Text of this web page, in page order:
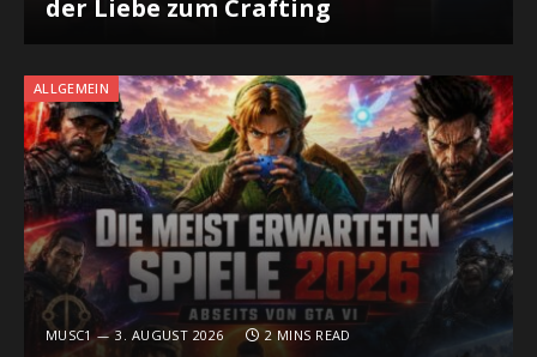
der Liebe zum Crafting
ALLGEMEIN
MUSC1 3. AUGUST 2026 2 MINS READ